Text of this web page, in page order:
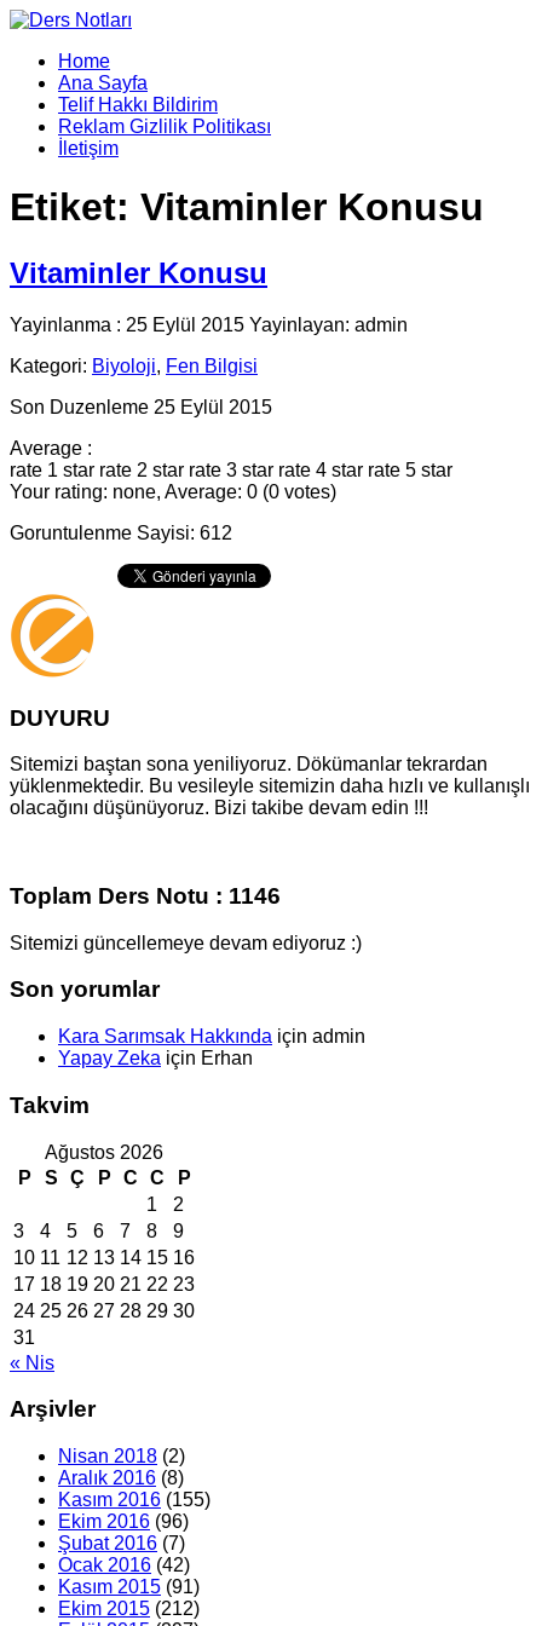
Home
Ana Sayfa
Telif Hakkı Bildirim
Reklam Gizlilik Politikası
İletişim
Etiket: Vitaminler Konusu
Vitaminler Konusu
Yayinlanma : 25 Eylül 2015 Yayinlayan: admin
Kategori: Biyoloji, Fen Bilgisi
Son Duzenleme 25 Eylül 2015
Average :
rate 1 star rate 2 star rate 3 star rate 4 star rate 5 star
Your rating: none, Average: 0 (0 votes)
Goruntulenme Sayisi: 612
DUYURU
Sitemizi baştan sona yeniliyoruz. Dökümanlar tekrardan
yüklenmektedir. Bu vesileyle sitemizin daha hızlı ve kullanışlı
olacağını düşünüyoruz. Bizi takibe devam edin !!!
Toplam Ders Notu : 1146
Sitemizi güncellemeye devam ediyoruz :)
Son yorumlar
Kara Sarımsak Hakkında için admin
Yapay Zeka için Erhan
Takvim
Ağustos 2026
P
S Ç P C C
P
1
2
3
4 5 6 7 8
9
10 11 12 13 14 15 16
17 18 19 20 21 22 23
24 25 26 27 28 29 30
31
« Nis
Arşivler
Nisan 2018 (2)
Aralık 2016 (8)
Kasım 2016 (155)
Ekim 2016 (96)
Şubat 2016 (7)
Ocak 2016 (42)
Kasım 2015 (91)
Ekim 2015 (212)